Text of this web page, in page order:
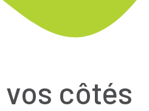
vos côtés